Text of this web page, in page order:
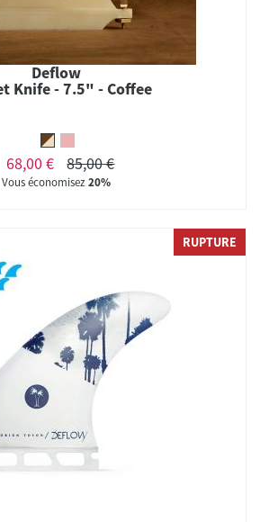
Deflow
Knife - 7.5" - Coffee
68,00 € 85,00 €
Vous économisez20%
RUPTURE